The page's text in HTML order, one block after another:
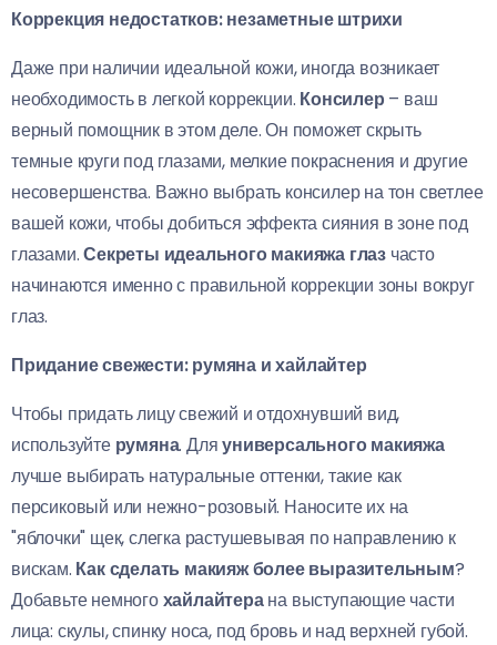
Коррекция недостатков: незаметные штрихи
Даже при наличии идеальной кожи, иногда возникает
необходимость в легкой коррекции. Консилер – ваш
верный помощник в этом деле. Он поможет скрыть
темные круги под глазами, мелкие покраснения и другие
несовершенства. Важно выбрать консилер на тон светлее
вашей кожи, чтобы добиться эффекта сияния в зоне под
глазами.Секреты идеального макияжа глаз часто
начинаются именно с правильной коррекции зоны вокруг
глаз.
Придание свежести: румяна и хайлайтер
Чтобы придать лицу свежий и отдохнувший вид,
используйте румяна. Дляуниверсального макияжа
лучше выбирать натуральные оттенки, такие как
персиковый или нежно-розовый. Наносите их на
"яблочки" щек, слегка растушевывая по направлению к
вискам. Как сделать макияж более выразительным?
Добавьте немногохайлайтерана выступающие части
лица: скулы, спинку носа, под бровь и над верхней губой.